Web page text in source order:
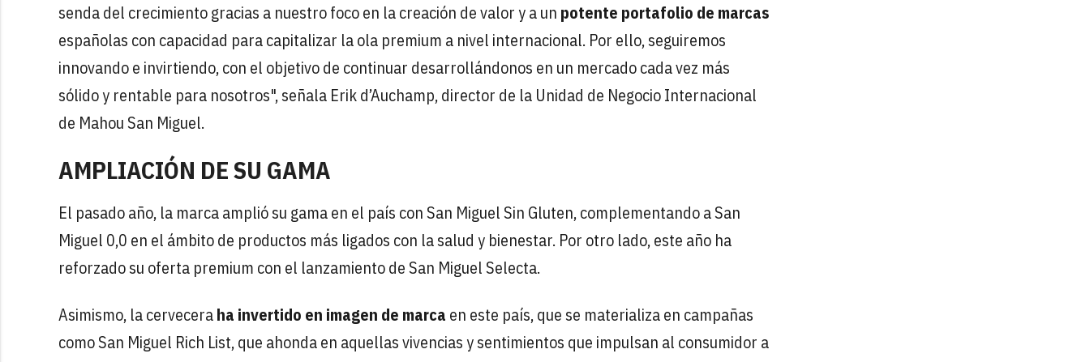
senda del crecimiento gracias a nuestro foco en la creación de valor y a un potente portafolio de marcas
españolas con capacidad para capitalizar la ola premium a nivel internacional. Por ello, seguiremos
innovando e invirtiendo, con el objetivo de continuar desarrollándonos en un mercado cada vez más
sólido y rentable para nosotros", señala Erik d’Auchamp, director de la Unidad de Negocio Internacional
de Mahou San Miguel.
AMPLIACIÓN DE SU GAMA
El pasado año, la marca amplió su gama en el país con San Miguel Sin Gluten, complementando a San
Miguel 0,0 en el ámbito de productos más ligados con la salud y bienestar. Por otro lado, este año ha
reforzado su oferta premium con el lanzamiento de San Miguel Selecta.
Asimismo, la cerveceraha invertido en imagen de marca en este país, que se materializa en campañas
como San Miguel Rich List, que ahonda en aquellas vivencias y sentimientos que impulsan al consumidor a